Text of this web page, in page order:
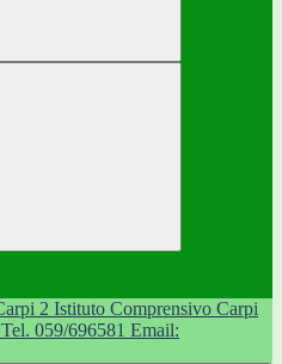
Istituto Comprensivo Carpi
Tel. 059/696581 Email: